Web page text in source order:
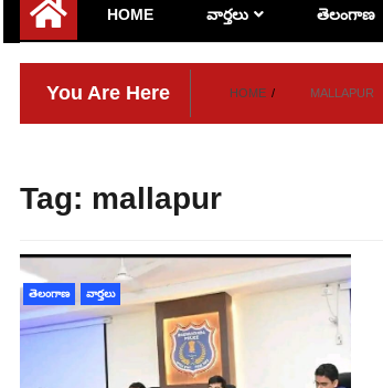
HOME వార్తలు తెలంగాణ
You Are Here HOME MALLAPUR
Tag: mallapur
తెలంగాణ వార్తలు